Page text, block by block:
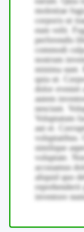
molestiae
corporis ut
eum velit.
perferendis
commodi
nostrum
minima sunt.
quia ut.
dolor
autem
nesciunt.
Voluptatum
aut et.
voluptatibus.
similique
voluptate.
accusamus
aliquid quo
inventore